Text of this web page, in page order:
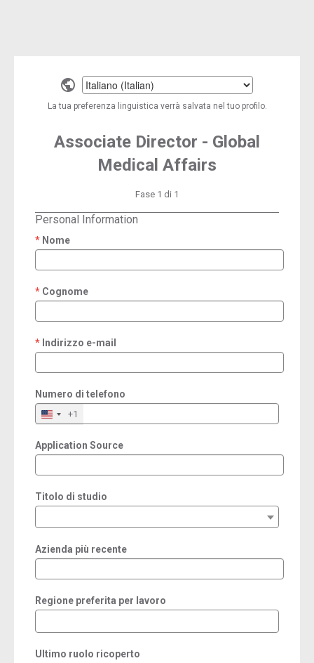
Select
a
language
La tua preferenza linguistica verrà salvata nel tuo profilo.
Associate Director - Global
Medical Affairs
Fase 1 di 1
Personal Information
Nome
required
Cognome
required
Indirizzo e-mail
required
Numero di telefono
+1
Application Source
Titolo di studio
Azienda più recente
Regione preferita per lavoro
Ultimo ruolo ricoperto